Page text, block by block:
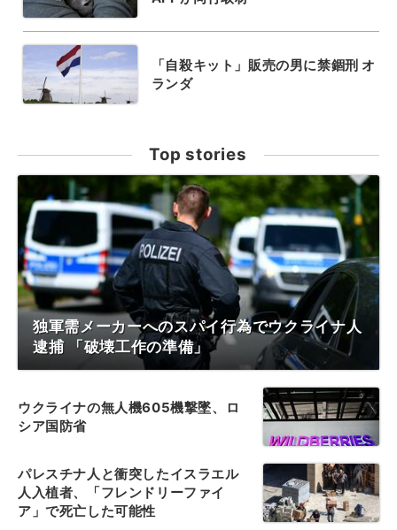
「自殺キット」販売の男に禁錮刑 オ
ランダ
Top stories
独軍需メーカーへのスパイ行為でウクライナ人
逮捕 「破壊工作の準備」
ウクライナの無人機605機撃墜、ロ
シア国防省
パレスチナ人と衝突したイスラエル
人入植者、「フレンドリーファイ
ア」で死亡した可能性